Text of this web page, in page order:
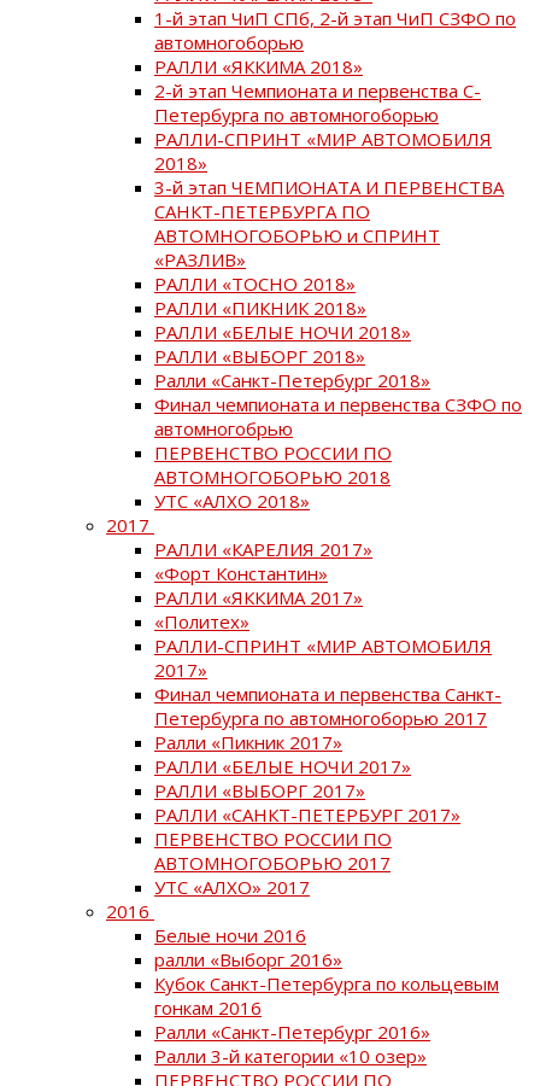
1-й этап ЧиП СПб, 2-й этап ЧиП СЗФО по
автомногоборью
РАЛЛИ «ЯККИМА 2018»
2-й этап Чемпионата и первенства С-
Петербурга по автомногоборью
РАЛЛИ-СПРИНТ «МИР АВТОМОБИЛЯ
2018»
3-й этап ЧЕМПИОНАТА И ПЕРВЕНСТВА
САНКТ-ПЕТЕРБУРГА ПО
АВТОМНОГОБОРЬЮ и СПРИНТ
«РАЗЛИВ»
РАЛЛИ «ТОСНО 2018»
РАЛЛИ «ПИКНИК 2018»
РАЛЛИ «БЕЛЫЕ НОЧИ 2018»
РАЛЛИ «ВЫБОРГ 2018»
Ралли «Санкт-Петербург 2018»
Финал чемпионата и первенства СЗФО по
автомногобрью
ПЕРВЕНСТВО РОССИИ ПО
АВТОМНОГОБОРЬЮ 2018
УТС «АЛХО 2018»
2017
РАЛЛИ «КАРЕЛИЯ 2017»
«Форт Константин»
РАЛЛИ «ЯККИМА 2017»
«Политех»
РАЛЛИ-СПРИНТ «МИР АВТОМОБИЛЯ
2017»
Финал чемпионата и первенства Санкт-
Петербурга по автомногоборью 2017
Ралли «Пикник 2017»
РАЛЛИ «БЕЛЫЕ НОЧИ 2017»
РАЛЛИ «ВЫБОРГ 2017»
РАЛЛИ «САНКТ-ПЕТЕРБУРГ 2017»
ПЕРВЕНСТВО РОССИИ ПО
АВТОМНОГОБОРЬЮ 2017
УТС «АЛХО» 2017
2016
Белые ночи 2016
ралли «Выборг 2016»
Кубок Санкт-Петербурга по кольцевым
гонкам 2016
Ралли «Санкт-Петербург 2016»
Ралли 3-й категории «10 озер»
ПЕРВЕНСТВО РОССИИ ПО